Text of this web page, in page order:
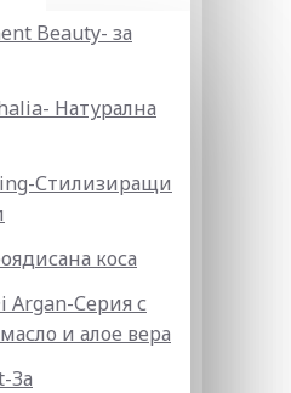
Beauty- за
Натурална
Стилизиращи
коса
Argan-Серия с
и алое вера
За